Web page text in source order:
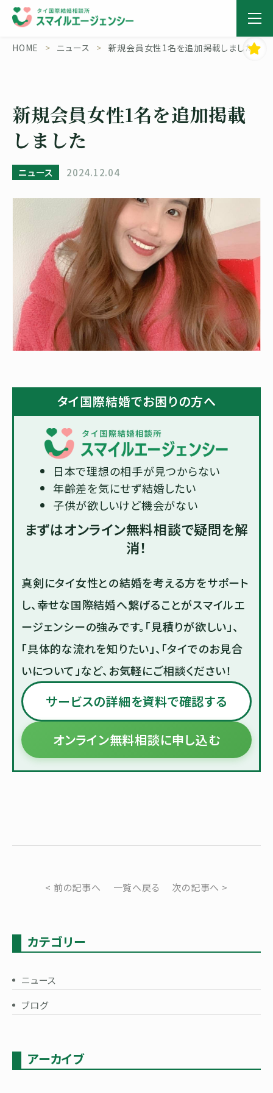
HOME ニュース 新規会員女性1名を追加掲載しました
新規会員女性1名を追加掲載
しました
ニュース 2024.12.04
タイ国際結婚でお困りの方へ
日本で理想の相手が見つからない
年齢差を気にせず結婚したい
子供が欲しいけど機会がない
まずはオンライン無料相談で疑問を解
消！
真剣にタイ女性との結婚を考える方をサポート
し、幸せな国際結婚へ繋げることがスマイルエ
ージェンシーの強みです。「見積りが欲しい」、
「具体的な流れを知りたい」、「タイでのお見合
いについて」など、お気軽にご相談ください！
サービスの詳細を資料で確認する
オンライン無料相談に申し込む
< 前の記事へ 一覧へ戻る 次の記事へ >
カテゴリー
ニュース
ブログ
アーカイブ